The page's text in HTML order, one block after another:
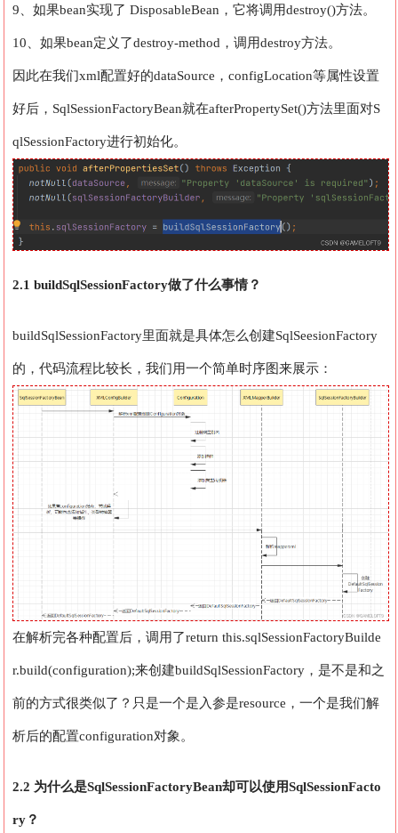
9、如果bean实现了 DisposableBean，它将调用destroy()方法。
10、如果bean定义了destroy-method，调用destroy方法。
因此在我们xml配置好的dataSource，configLocation等属性设置
好后，SqlSessionFactoryBean就在afterPropertySet()方法里面对S
qlSessionFactory进行初始化。
2.1 buildSqlSessionFactory做了什么事情？
buildSqlSessionFactory里面就是具体怎么创建SqlSeesionFactory
的，代码流程比较长，我们用一个简单时序图来展示：
在解析完各种配置后，调用了return this.sqlSessionFactoryBuilde
r.build(configuration);来创建buildSqlSessionFactory，是不是和之
前的方式很类似了？只是一个是入参是resource，一个是我们解
析后的配置configuration对象。
2.2 为什么是SqlSessionFactoryBean却可以使用SqlSessionFacto
ry？